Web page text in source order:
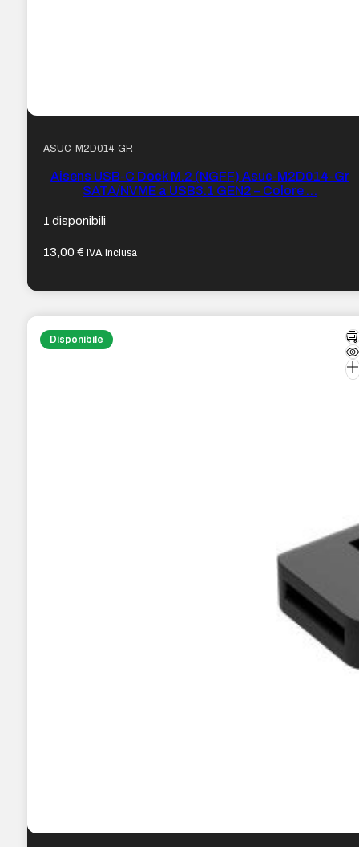
ASUC-M2D014-GR
Aisens USB-C Dock M.2 (NGFF) Asuc-M2D014-Gr
SATA/NVME a USB3.1 GEN2 – Colore …
1 disponibili
13,00€ IVA inclusa
Disponibile